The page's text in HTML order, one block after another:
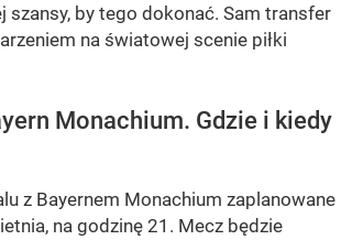
szansy, by tego dokonać. Sam transfer
na światowej scenie piłki
Monachium. Gdzie i kiedy
z Bayernem Monachium zaplanowane
na godzinę 21. Mecz będzie